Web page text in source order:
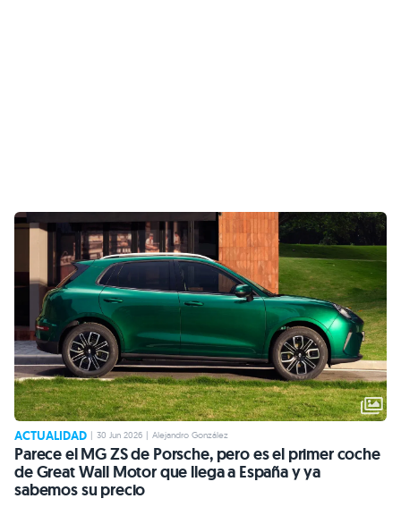
ACTUALIDAD 30 Jun 2026 Alejandro González
Parece el MG ZS de Porsche, pero es el primer coche
de Great Wall Motor que llega a España y ya
sabemos su precio